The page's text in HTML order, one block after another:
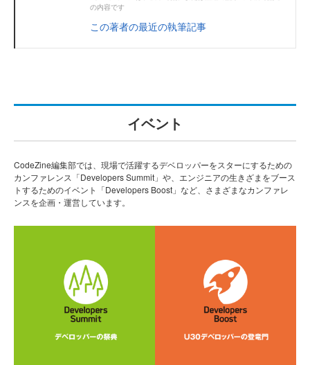
の内容です
この著者の最近の執筆記事
イベント
CodeZine編集部では、現場で活躍するデベロッパーをスターにするための
カンファレンス「Developers Summit」や、エンジニアの生きざまをブース
トするためのイベント「Developers Boost」など、さまざまなカンファレ
ンスを企画・運営しています。